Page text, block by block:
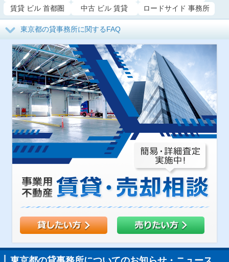
賃貸 ビル 首都圏
中古 ビル 賃貸 ロードサイド 事務所
東京都の貸事務所に関するFAQ